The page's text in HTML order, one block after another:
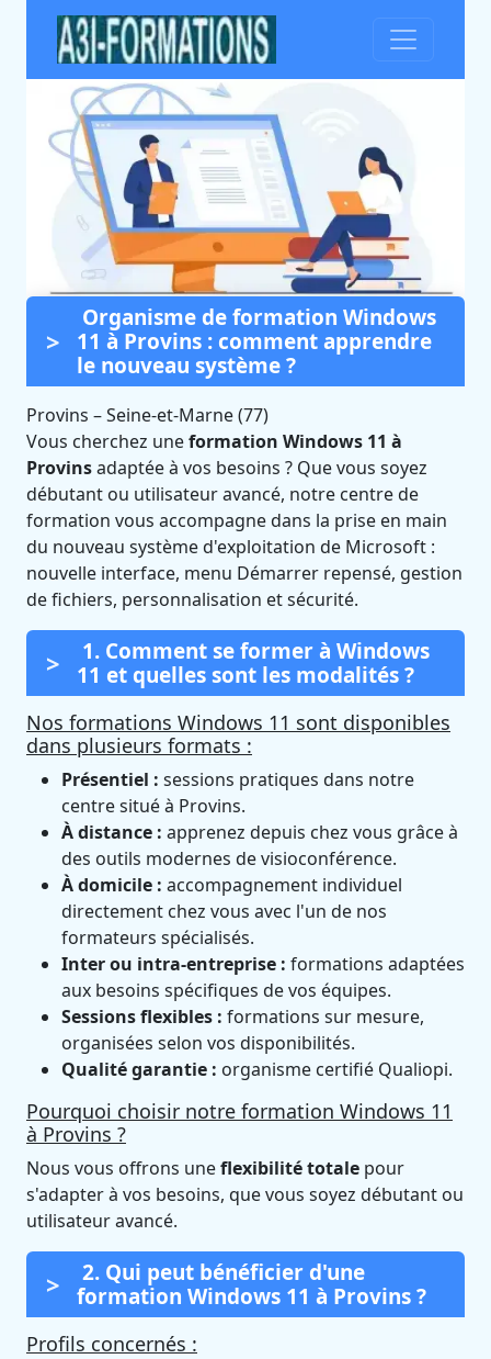
Formation Windows 11 à
Provins (Seine-et-Marne)
Certifié Qualiopi et éligible CPF
Organisme de formation Windows
11 à Provins : comment apprendre
le nouveau système ?
Provins –Seine-et-Marne (77)
Vous cherchez uneformation Windows 11 à
Provinsadaptée à vos besoins ? Que vous soyez
débutant ou utilisateur avancé, notre centre de
formation vous accompagne dans la prise en main
du nouveau système d'exploitation de Microsoft :
nouvelle interface, menu Démarrer repensé, gestion
de fichiers, personnalisation et sécurité.
1. Comment se former à Windows
11 et quelles sont les modalités ?
Nos formations Windows 11 sont disponibles
dans plusieurs formats :
Présentiel : sessions pratiques dans notre
centre situé à Provins.
À distance : apprenez depuis chez vous grâce à
des outils modernes de visioconférence.
À domicile : accompagnement individuel
directement chez vous avec l'un de nos
formateurs spécialisés.
Inter ou intra-entreprise : formations adaptées
aux besoins spécifiques de vos équipes.
Sessions flexibles : formations sur mesure,
organisées selon vos disponibilités.
Qualité garantie : organisme certifié Qualiopi.
Pourquoi choisir notre formation Windows 11
à Provins ?
Nous vous offrons uneflexibilité totale pour
s'adapter à vos besoins, que vous soyez débutant ou
utilisateur avancé.
2. Qui peut bénéficier d'une
formation Windows 11 à Provins ?
Profils concernés :